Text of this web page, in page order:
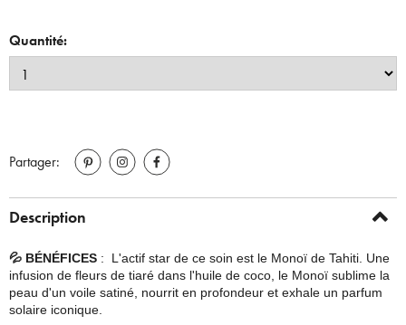
Quantité:
Partager:
Description
💦 BÉNÉFICES : L'actif star de ce soin est le Monoï de Tahiti. Une
infusion de fleurs de tiaré dans l'huile de coco, le Monoï sublime la
peau d'un voile satiné, nourrit en profondeur et exhale un parfum
solaire iconique.